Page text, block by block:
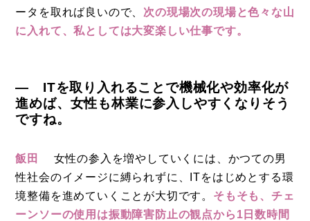
ータを取れば良いので、 次の現場次の現場と色々な山
に入れて、私としては大変楽しい仕事です。
― ITを取り入れることで機械化や効率化が
進めば、女性も林業に参入しやすくなりそう
ですね。
飯田
女性の参入を増やしていくには、かつての男
性社会のイメージに縛られずに、ITをはじめとする環
境整備を進めていくことが大切です。 そもそも、チェ
ーンソーの使用は振動障害防止の観点から1日数時間